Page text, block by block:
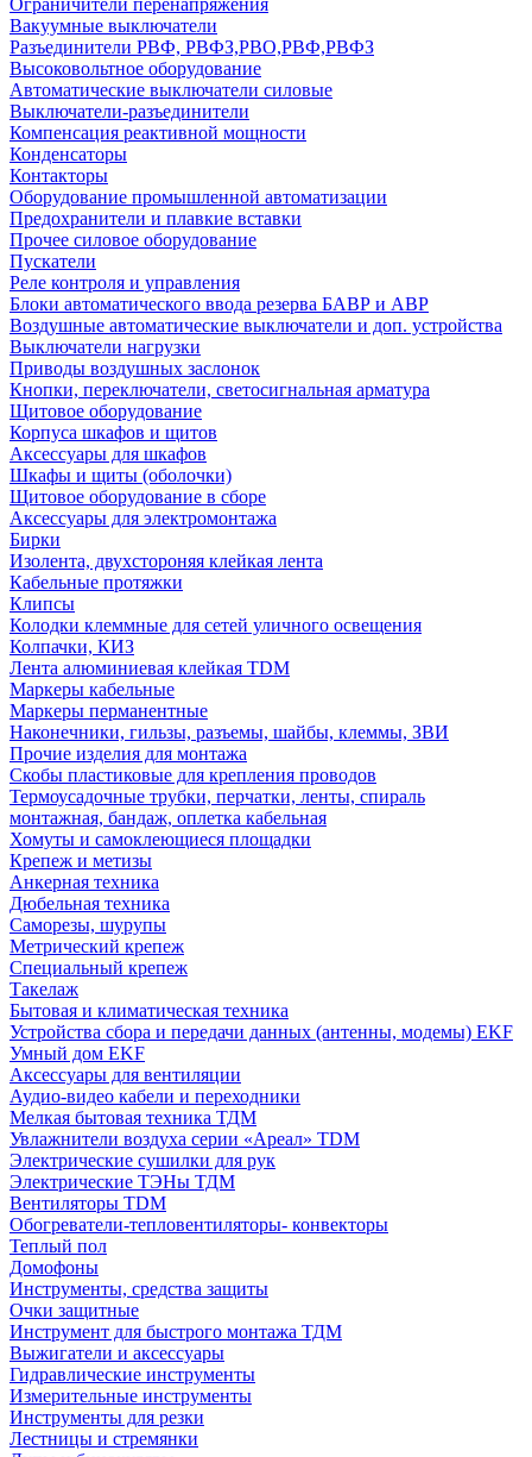
Ограничители перенапряжения
Вакуумные выключатели
Разъединители РВФ, РВФЗ,РВО,РВФ,РВФЗ
Высоковольтное оборудование
Автоматические выключатели cиловые
Выключатели-разъединители
Компенсация реактивной мощности
Конденсаторы
Контакторы
Оборудование промышленной автоматизации
Предохранители и плавкие вставки
Прочее силовое оборудование
Пускатели
Реле контроля и управления
Блоки автоматического ввода резерва БАВР и АВР
Воздушные автоматические выключатели и доп. устройства
Выключатели нагрузки
Приводы воздушных заслонок
Кнопки, переключатели, светосигнальная арматура
Щитовое оборудование
Корпуса шкафов и щитов
Аксессуары для шкафов
Шкафы и щиты (оболочки)
Щитовое оборудование в сборе
Аксессуары для электромонтажа
Бирки
Изолента, двухстороняя клейкая лента
Кабельные протяжки
Клипсы
Колодки клеммные для сетей уличного освещения
Колпачки, КИЗ
Лента алюминиевая клейкая TDM
Маркеры кабельные
Маркеры перманентные
Наконечники, гильзы, разъемы, шайбы, клеммы, ЗВИ
Прочие изделия для монтажа
Скобы пластиковые для крепления проводов
Термоусадочные трубки, перчатки, ленты, спираль
монтажная, бандаж, оплетка кабельная
Хомуты и самоклеющиеся площадки
Крепеж и метизы
Анкерная техника
Дюбельная техника
Саморезы, шурупы
Метрический крепеж
Специальный крепеж
Такелаж
Бытовая и климатическая техника
Устройства сбора и передачи данных (антенны, модемы) EKF
Умный дом EKF
Аксессуары для вентиляции
Аудио-видео кабели и переходники
Мелкая бытовая техника ТДМ
Увлажнители воздуха серии «Ареал» TDM
Электрические сушилки для рук
Электрические ТЭНы ТДМ
Вентиляторы TDM
Обогреватели-тепловентиляторы- конвекторы
Теплый пол
Домофоны
Инструменты, средства защиты
Очки защитные
Инструмент для быстрого монтажа ТДМ
Выжигатели и аксессуары
Гидравлические инструменты
Измерительные инструменты
Инструменты для резки
Лестницы и стремянки